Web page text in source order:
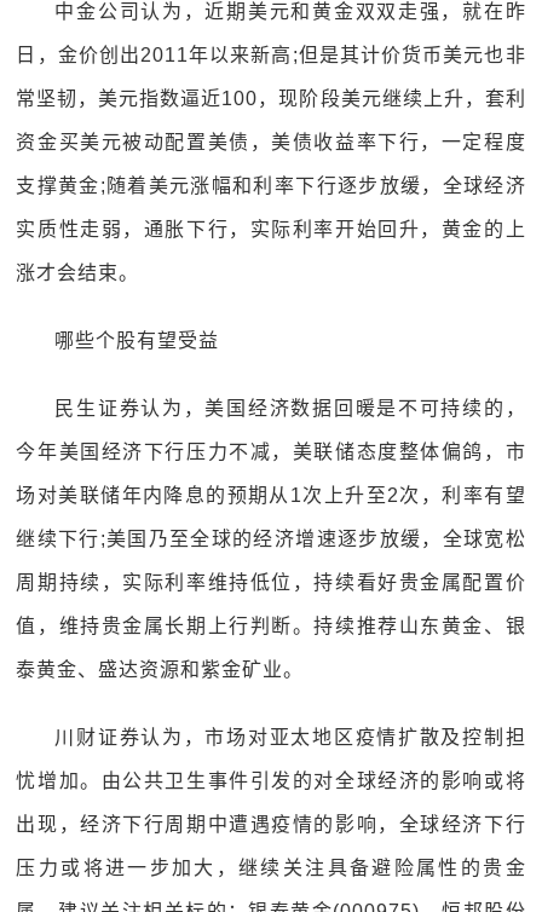
中金公司认为，近期美元和黄金双双走强，就在昨
日，金价创出2011年以来新高;但是其计价货币美元也非
常坚韧，美元指数逼近100，现阶段美元继续上升，套利
资金买美元被动配置美债，美债收益率下行，一定程度
支撑黄金;随着美元涨幅和利率下行逐步放缓，全球经济
实质性走弱，通胀下行，实际利率开始回升，黄金的上
涨才会结束。
哪些个股有望受益
民生证券认为，美国经济数据回暖是不可持续的，
今年美国经济下行压力不减，美联储态度整体偏鸽，市
场对美联储年内降息的预期从1次上升至2次，利率有望
继续下行;美国乃至全球的经济增速逐步放缓，全球宽松
周期持续，实际利率维持低位，持续看好贵金属配置价
值，维持贵金属长期上行判断。持续推荐山东黄金、银
泰黄金、盛达资源和紫金矿业。
川财证券认为，市场对亚太地区疫情扩散及控制担
忧增加。由公共卫生事件引发的对全球经济的影响或将
出现，经济下行周期中遭遇疫情的影响，全球经济下行
压力或将进一步加大，继续关注具备避险属性的贵金